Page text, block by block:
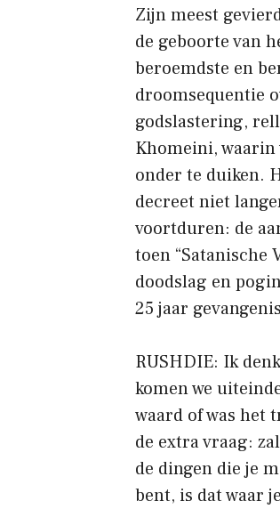
Zijn meest
de geboorte van
beroemdste en
droomsequentie
godslastering,
Khomeini, waarin
onder te duiken.
decreet niet
voortduren: de
toen “Satanische
doodslag en
25 jaar
RUSHDIE: Ik
komen we
waard of was het
de extra vraag:
de dingen die je
bent, is dat waar